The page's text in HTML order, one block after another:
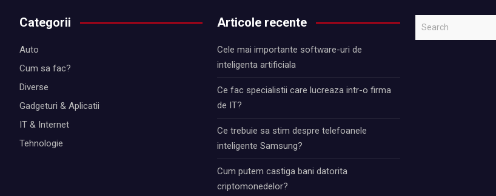
Categorii
Auto
Cum sa fac?
Diverse
Gadgeturi & Aplicatii
IT & Internet
Tehnologie
Articole recente
Cele mai importante software-uri de
inteligenta artificiala
Ce fac specialistii care lucreaza intr-o firma
de IT?
Ce trebuie sa stim despre telefoanele
inteligente Samsung?
Cum putem castiga bani datorita
criptomonedelor?